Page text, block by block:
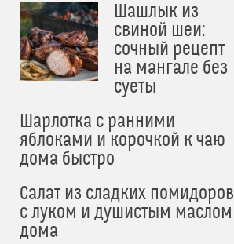
Шашлык из
свиной шеи:
сочный рецепт
на мангале без
суеты
Шарлотка с ранними
яблоками и корочкой к чаю
дома быстро
Салат из сладких помидоров
с луком и душистым маслом
дома